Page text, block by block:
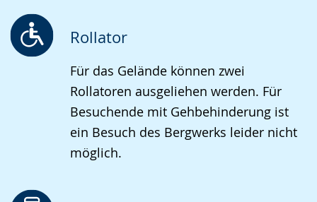
Rollator
Für das Gelände können zwei
Rollatoren ausgeliehen werden. Für
Besuchende mit Gehbehinderung ist
ein Besuch des Bergwerks leider nicht
möglich.